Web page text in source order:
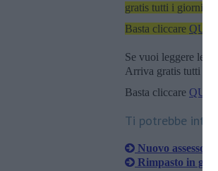
gratis tutti i giorni
Basta cliccare QUI
Se vuoi leggere le
Arriva gratis tutti i
Basta cliccare QUI
Ti potrebbe
Nuovo
Rimpasto in